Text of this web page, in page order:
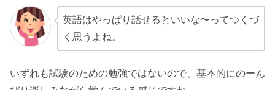
英語はやっぱり話せるといいな〜ってつくづ
く思うよね。
いずれも試験のための勉強ではないので、基本的にのーん